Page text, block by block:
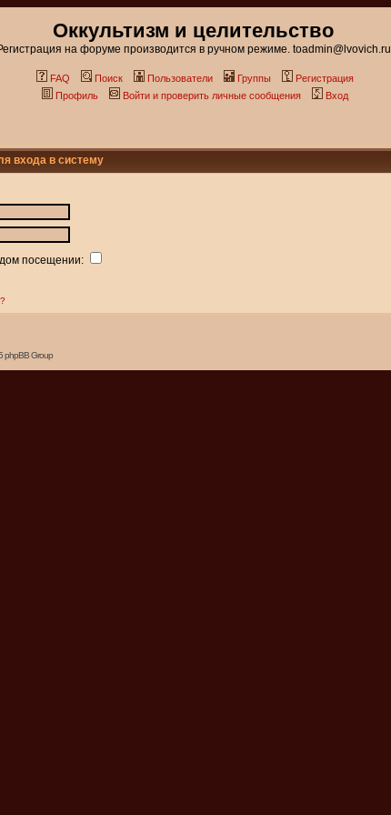
Оккультизм и целительство
на форуме производится в ручном режиме. toadmin@lvovich.ru
FAQ Поиск Пользователи Группы
Регистрация
Профиль
Войти и проверить личные сообщения Вход
входа в систему
посещении:
phpBB Group